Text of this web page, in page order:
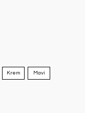
Krem Mavi